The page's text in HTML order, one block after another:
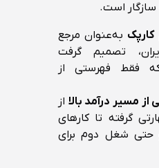
است.
کارپک به‌عنوان مرجع
تصمیم گرفت
فقط فهرستی از
مسیر درآمد بالا از
گرفته تا کارهای
و حتی شغل دوم برای